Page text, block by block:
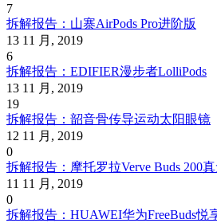
7
拆解报告：山寨AirPods Pro进阶版
13 11 月, 2019
6
拆解报告：EDIFIER漫步者LolliPods
13 11 月, 2019
19
拆解报告：韶音骨传导运动太阳眼镜
12 11 月, 2019
0
拆解报告：摩托罗拉Verve Buds 200
11 11 月, 2019
0
拆解报告：HUAWEI华为FreeBuds悦